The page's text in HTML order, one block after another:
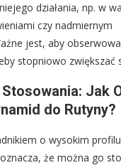
działania, np. w
czy nadmiernym
jest, aby
stopniowo zwiększać
Jak
do Rutyny?
o wysokim profilu
że można go